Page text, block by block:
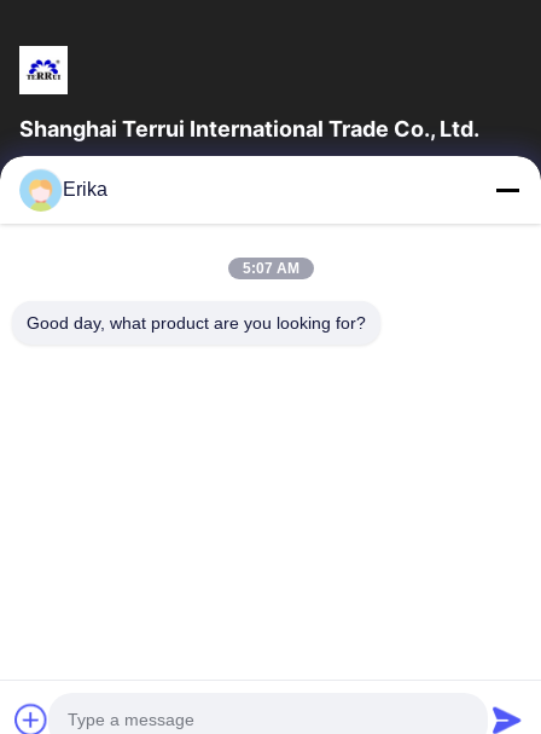
Shanghai Terrui International Trade Co., Ltd.
शंघाई टेरुई इंटरनेशनल ट्रेड कं, लिमिटेड की स्थापना 2002 में पशुधन उपकरण के
विकास, निर्माण और बिक्री में विशेषज्ञता प्राप्त थी।
त्वरित लिंक
उत्पादों
हमारे बारे में
गुणवत्ता नियंत्रण
Erika
5:07 AM
Good day, what product are you looking for?